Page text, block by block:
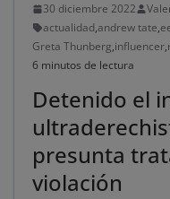
30 diciembre 2022
actualidad,andrew tate,
Greta Thunberg,influencer,
6 minutos de lectura
Detenido el
presunta
violación